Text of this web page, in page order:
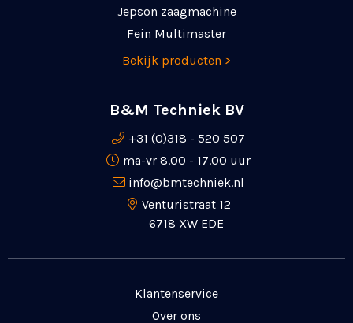
Jepson zaagmachine
Fein Multimaster
Bekijk producten >
B&M Techniek BV
+31 (0)318 - 520 507
ma-vr 8.00 - 17.00 uur
info@bmtechniek.nl
Venturistraat 12
6718 XW EDE
Klantenservice
Over ons